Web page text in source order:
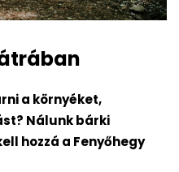
a környéket,
Nálunk bárki
hozzá a Fenyőhegy